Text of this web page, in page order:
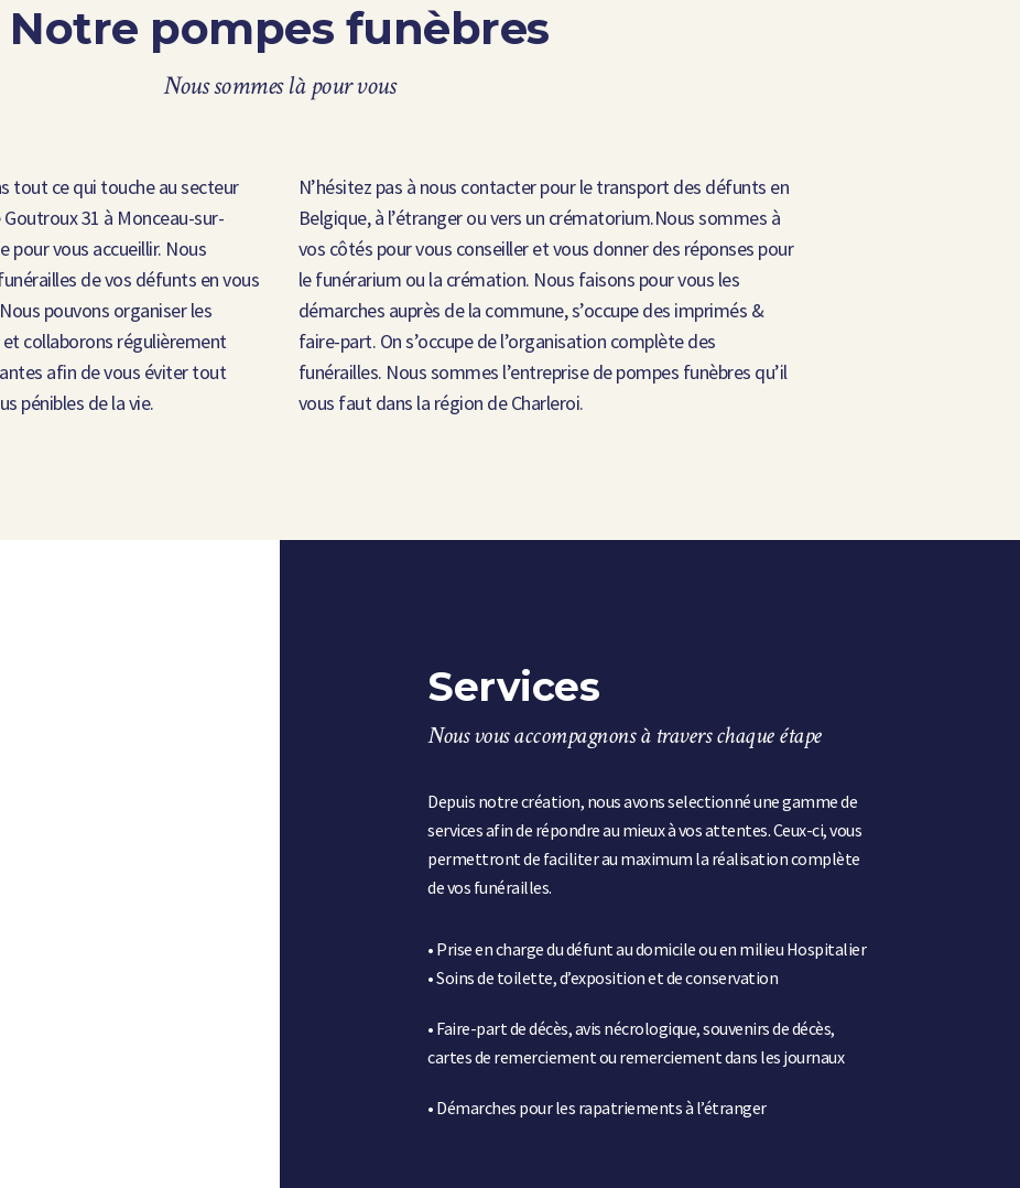
Notre pompes funèbres
Nous sommes là pour vous
tout ce qui touche au secteur
31 à Monceau-sur-
pour vous accueillir. Nous
de vos défunts en vous
pouvons organiser les
collaborons régulièrement
afin de vous éviter tout
pénibles de la vie.
N’hésitez pas à nous contacter pour le transport des défunts en
Belgique, à l’étranger ou vers un crématorium.Nous sommes à
vos côtés pour vous conseiller et vous donner des réponses pour
le funérarium ou la crémation. Nous faisons pour vous les
démarches auprès de la commune, s’occupe des imprimés &
faire-part. On s’occupe de l’organisation complète des
funérailles. Nous sommes l’entreprise de pompes funèbres qu’il
vous faut dans la région de Charleroi.
Services
Nous vous accompagnons à travers chaque étape
Depuis notre création, nous avons selectionné une gamme de
services afin de répondre au mieux à vos attentes. Ceux-ci, vous
permettront de faciliter au maximum la réalisation complète
de vos funérailles.
• Prise en charge du défunt au domicile ou en milieu Hospitalier
• Soins de toilette, d’exposition et de conservation
• Faire-part de décès, avis nécrologique, souvenirs de décès,
cartes de remerciement ou remerciement dans les journaux
• Démarches pour les rapatriements à l’étranger